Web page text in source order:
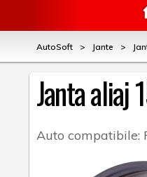
AutoSoft > Jante >
Janta aliaj
Auto compatibile: